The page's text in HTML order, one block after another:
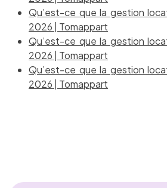
Qu’est-ce que la gestion
2026 | Tomappart
Qu’est-ce que la gestion
2026 | Tomappart
Qu’est-ce que la gestion
2026 | Tomappart